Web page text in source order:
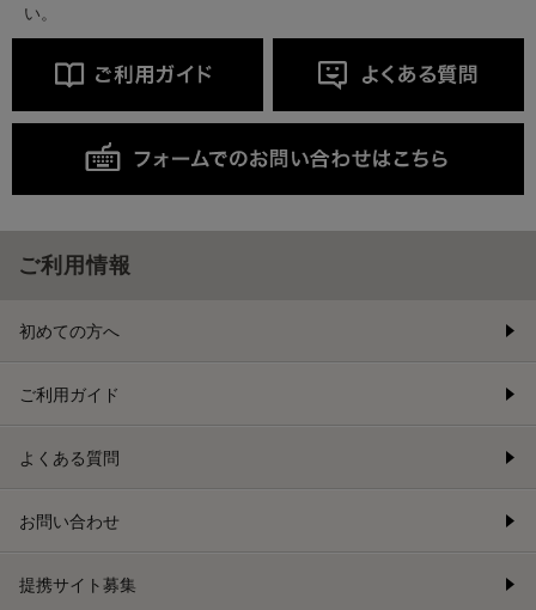
い。
ご利用情報
初めての方へ
ご利用ガイド
よくある質問
お問い合わせ
提携サイト募集